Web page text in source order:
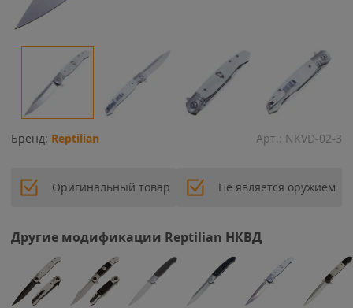
Бренд: Reptilian Арт.: NKVD-02-3
Оригинальный товар Не является оружием
Другие модификации Reptilian НКВД